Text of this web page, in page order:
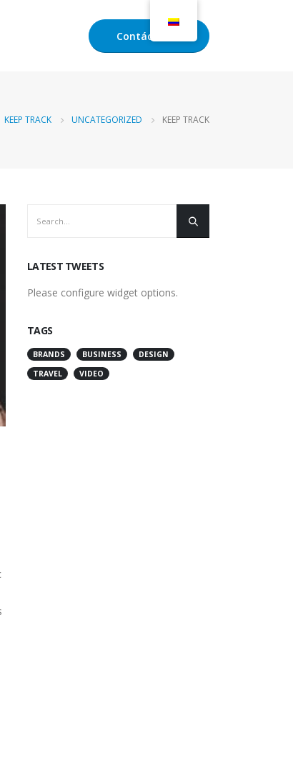
Contáctanos
KEEP TRACK UNCATEGORIZED KEEP TRACK
LATEST TWEETS
Please configure widget options.
TAGS
BRANDS BUSINESS
DESIGN
TRAVEL
VIDEO